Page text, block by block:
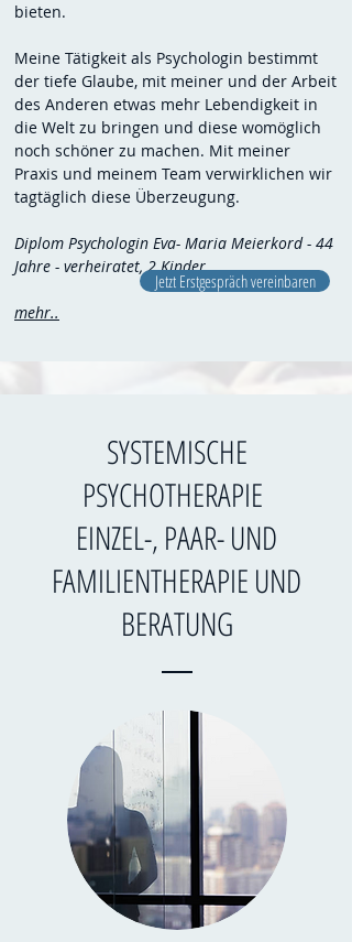
bieten.
Meine Tätigkeit als Psychologin bestimmt
der tiefe Glaube, mit meiner und der Arbeit
des Anderen etwas mehr Lebendigkeit in
die Welt zu bringen und diese womöglich
noch schöner zu machen. Mit meiner
Praxis und meinem Team verwirklichen wir
tagtäglich diese Überzeugung.
Diplom Psychologin Eva- Maria Meierkord - 44
Jahre - verheiratet, 2 Kinder
mehr..
Jetzt Erstgespräch vereinbaren
SYSTEMISCHE
PSYCHOTHERAPIE
EINZEL-, PAAR- UND
FAMILIENTHERAPIE UND
BERATUNG